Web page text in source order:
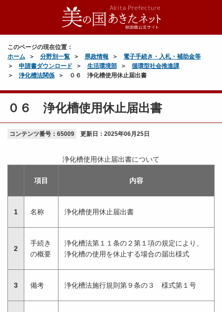
このページの現在位置：
ホーム
分野別一覧 県政情報
電子手続き・入札・補助金等
申請書ダウンロード
生活環境部
循環型社会推進課
浄化槽法関係
０６ 浄化槽使用休止届出書
０６ 浄化槽使用休止届出書
コンテンツ番号：65009 更新日： 2025年06月25日
項目 内容
浄化槽使用休止届出書について
1 名称 浄化槽使用休止届出書
2
手続き
の概要
浄化槽法第１１条の２第１項の規定により、
浄化槽の使用を休止する場合の届出様式
3 備考 浄化槽法施行規則第９条の３ 様式第１号